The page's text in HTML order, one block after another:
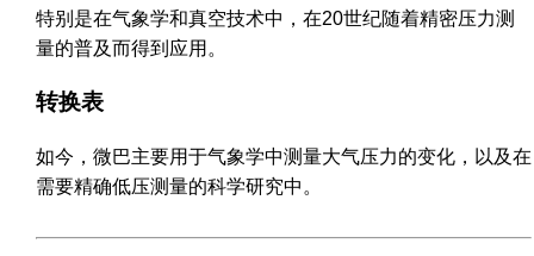
特别是在气象学和真空技术中，在20世纪随着精密压力测
量的普及而得到应用。
转换表
如今，微巴主要用于气象学中测量大气压力的变化，以及在
需要精确低压测量的科学研究中。